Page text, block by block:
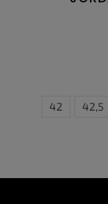
42 42,5
Z